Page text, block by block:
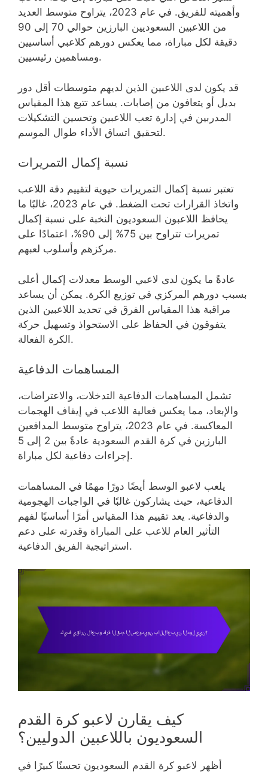
وأهميته للفريق. في عام 2023، يتراوح متوسط العديد
من اللاعبين السعوديين البارزين حوالي 70 إلى 90
دقيقة لكل مباراة، مما يعكس دورهم كلاعبي أساسيين
ومساهمين رئيسيين.
قد يكون لدى اللاعبين الذين لديهم متوسطات أقل دور
بديل أو يتعافون من إصابات. يساعد تتبع هذا المقياس
المدربين في إدارة تعب اللاعبين وتحسين التشكيلات
لتحقيق اتساق الأداء طوال الموسم.
نسبة إكمال التمريرات
تعتبر نسبة إكمال التمريرات حيوية لتقييم دقة اللاعب
واتخاذ القرارات تحت الضغط. في عام 2023، غالبًا ما
يحافظ اللاعبون السعوديون النخبة على نسبة إكمال
تمريرات تتراوح بين 75% إلى 90%، اعتمادًا على
مركزهم وأسلوب لعبهم.
عادةً ما يكون لدى لاعبي الوسط معدلات إكمال أعلى
بسبب دورهم المركزي في توزيع الكرة. يمكن أن يساعد
مراقبة هذا المقياس الفرق في تحديد اللاعبين الذين
يتفوقون في الحفاظ على الاستحواذ وتسهيل حركة
الكرة الفعالة.
المساهمات الدفاعية
تشمل المساهمات الدفاعية التدخلات، والاعتراضات،
والإبعاد، مما يعكس فعالية اللاعب في إيقاف الهجمات
المعاكسة. في عام 2023، يتراوح متوسط المدافعين
البارزين في كرة القدم السعودية عادةً بين 2 إلى 5
إجراءات دفاعية لكل مباراة.
يلعب لاعبو الوسط أيضًا دورًا مهمًا في المساهمات
الدفاعية، حيث يشاركون غالبًا في الواجبات الهجومية
والدفاعية. يعد تقييم هذا المقياس أمرًا أساسيًا لفهم
التأثير العام للاعب على المباراة وقدرته على دعم
استراتيجية الفريق الدفاعية.
كيف يقارن لاعبو كرة القدم
السعوديون باللاعبين الدوليين؟
أظهر لاعبو كرة القدم السعوديون تحسنًا كبيرًا في